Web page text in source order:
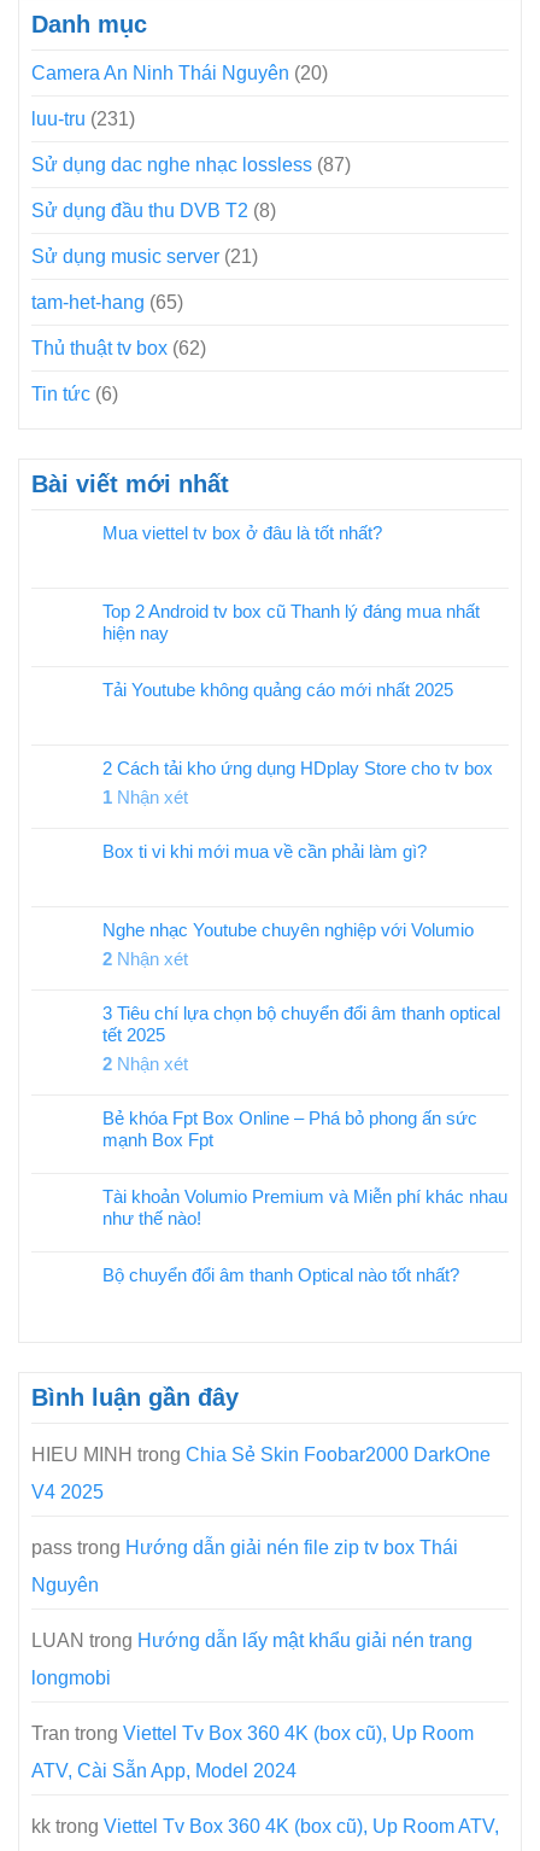
Danh mục
Camera An Ninh Thái Nguyên (20)
luu-tru (231)
Sử dụng dac nghe nhạc lossless (87)
Sử dụng đầu thu DVB T2 (8)
Sử dụng music server (21)
tam-het-hang (65)
Thủ thuật tv box (62)
Tin tức (6)
Bài viết mới nhất
Mua viettel tv box ở đâu là tốt nhất?
Top 2 Android tv box cũ Thanh lý đáng mua nhất
hiện nay
Tải Youtube không quảng cáo mới nhất 2025
2 Cách tải kho ứng dụng HDplay Store cho tv box
1 Nhận xét
Box ti vi khi mới mua về cần phải làm gì?
Nghe nhạc Youtube chuyên nghiệp với Volumio
2 Nhận xét
3 Tiêu chí lựa chọn bộ chuyển đổi âm thanh optical
tết 2025
2 Nhận xét
Bẻ khóa Fpt Box Online – Phá bỏ phong ấn sức
mạnh Box Fpt
Tài khoản Volumio Premium và Miễn phí khác nhau
như thế nào!
Bộ chuyển đổi âm thanh Optical nào tốt nhất?
Bình luận gần đây
HIEU MINH trong Chia Sẻ Skin Foobar2000 DarkOne
V4 2025
pass trong Hướng dẫn giải nén file zip tv box Thái
Nguyên
LUAN trong Hướng dẫn lấy mật khẩu giải nén trang
longmobi
Tran trong Viettel Tv Box 360 4K (box cũ), Up Room
ATV, Cài Sẵn App, Model 2024
kk trong Viettel Tv Box 360 4K (box cũ), Up Room ATV,